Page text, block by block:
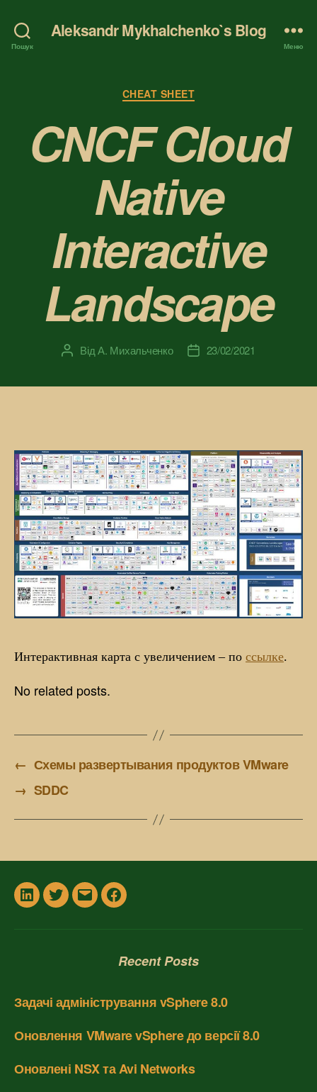
Пошук
Aleksandr Mykhalchenko`s Blog
Меню
Категорії
CHEAT SHEET
CNCF Cloud
Native
Interactive
Landscape
Автор
ВідА. Михальченко
Дата23/02/2021
Интерактивная карта с увеличением – по ссылке.
No related posts.
← Схемы развертывания продуктов VMware
→ SDDC
In TwitterEmailFacebook
Recent Posts
Задачі адміністрування vSphere 8.0
Оновлення VMware vSphere до версії 8.0
Оновлені NSX та Avi Networks